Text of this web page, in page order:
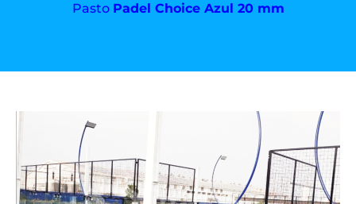
Pasto Padel Choice Azul 20 mm